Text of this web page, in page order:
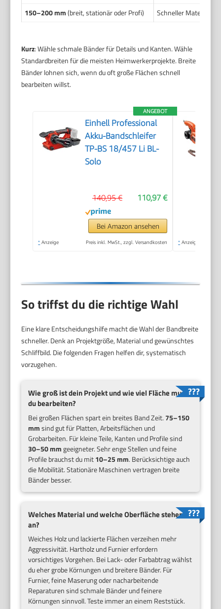
150–200 mm(breit, stationär oder Profi) Schneller
Kurz: Wähle schmale Bänder für Details und Kanten. Wähle
Standardbreiten für die meisten Heimwerkerprojekte. Breite
Bänder lohnen sich, wenn du oft große Flächen schnell
bearbeiten willst.
ANGEBOT
Einhell Professional
Akku-Bandschleifer
TP-BS 18/457 Li BL-
Solo
110,97 €
140,95 €
Bei Amazon ansehen
* Anzeige Preis inkl. MwSt., zzgl. Versandkosten * Anzeige
So triffst du die richtige Wahl
Eine klare Entscheidungshilfe macht die Wahl der Bandbreite
schneller. Denk an Projektgröße, Material und gewünschtes
Schliffbild. Die folgenden Fragen helfen dir, systematisch
vorzugehen.
Wie groß ist dein Projekt und wie viel Fläche musst
du bearbeiten?
Bei großen Flächen spart ein breites Band Zeit. 75–150
mmsind gut für Platten, Arbeitsflächen und
Grobarbeiten. Für kleine Teile, Kanten und Profile sind
30–50 mmgeeigneter. Sehr enge Stellen und feine
Profile brauchst du mit10–25 mm. Berücksichtige auch
die Mobilität. Stationäre Maschinen vertragen breite
Bänder besser.
Welches Material und welche Oberfläche stehen
an?
Weiches Holz und lackierte Flächen verzeihen mehr
Aggressivität. Hartholz und Furnier erfordern
vorsichtiges Vorgehen. Bei Lack- oder Farbabtrag wählst
du eher grobe Körnungen und breitere Bänder. Für
Furnier, feine Maserung oder nacharbeitende
Reparaturen sind schmale Bänder und feinere
Körnungen sinnvoll. Teste immer an einem Reststück.